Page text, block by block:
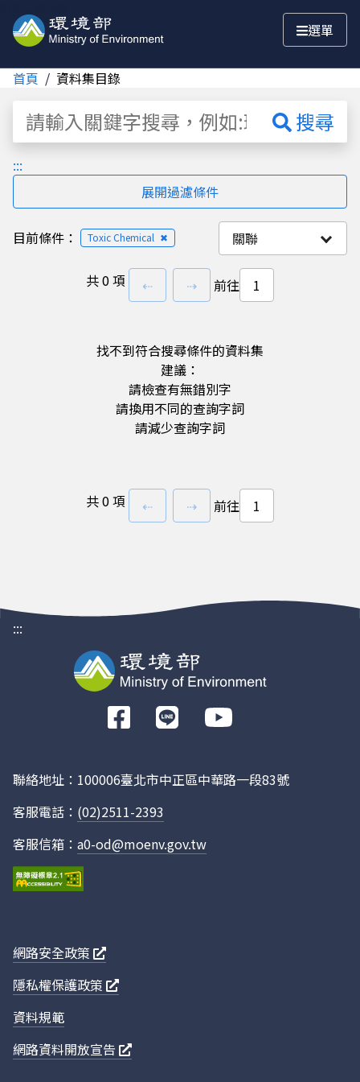
選單
首頁 資料集目錄
資料集 搜尋
:::
展開過濾條件
目前條件： Toxic Chemical ✖ 關聯
共0 項 ⇠上一頁⇢下一頁
前往
找不到符合搜尋條件的資料集
建議：
請檢查有無錯別字
請換用不同的查詢字詞
請減少查詢字詞
共0 項 ⇠上一頁⇢下一頁
前往
:::
前
往
聯絡地址：100006臺北市中正區中華路一段83號
客服電話： (02)2511-2393
客服信箱： a0-od@moenv.gov.tw
網路安全政策
隱私權保護政策
資料規範
網路資料開放宣告